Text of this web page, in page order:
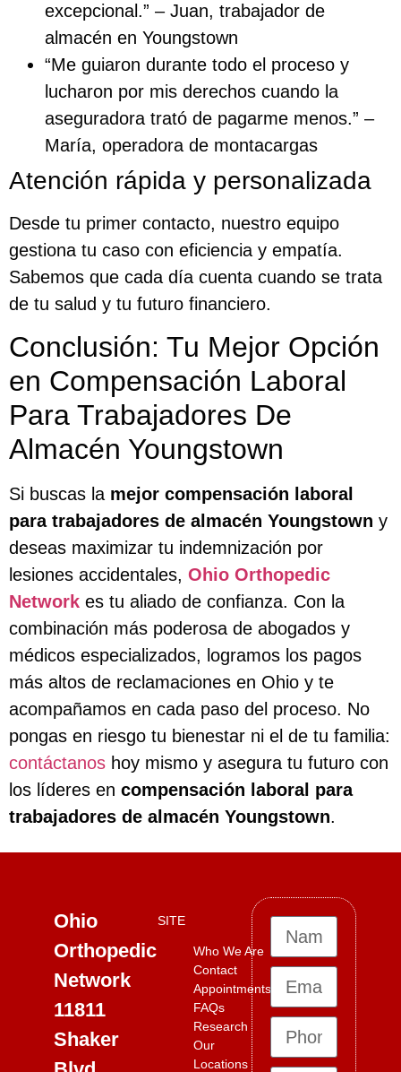
excepcional.” – Juan, trabajador de
almacén en Youngstown
“Me guiaron durante todo el proceso y
lucharon por mis derechos cuando la
aseguradora trató de pagarme menos.” –
María, operadora de montacargas
Atención rápida y personalizada
Desde tu primer contacto, nuestro equipo
gestiona tu caso con eficiencia y empatía.
Sabemos que cada día cuenta cuando se trata
de tu salud y tu futuro financiero.
Conclusión: Tu Mejor Opción
en Compensación Laboral
Para Trabajadores De
Almacén Youngstown
Si buscas la mejor compensación laboral
para trabajadores de almacén Youngstown y
deseas maximizar tu indemnización por
lesiones accidentales, Ohio Orthopedic
Network es tu aliado de confianza. Con la
combinación más poderosa de abogados y
médicos especializados, logramos los pagos
más altos de reclamaciones en Ohio y te
acompañamos en cada paso del proceso. No
pongas en riesgo tu bienestar ni el de tu familia:
contáctanos hoy mismo y asegura tu futuro con
los líderes en compensación laboral para
trabajadores de almacén Youngstown.
Ohio
Orthopedic
Network
11811
Shaker
SITE
Who We Are
Contact
Appointments
FAQs
Research
Our
Locations